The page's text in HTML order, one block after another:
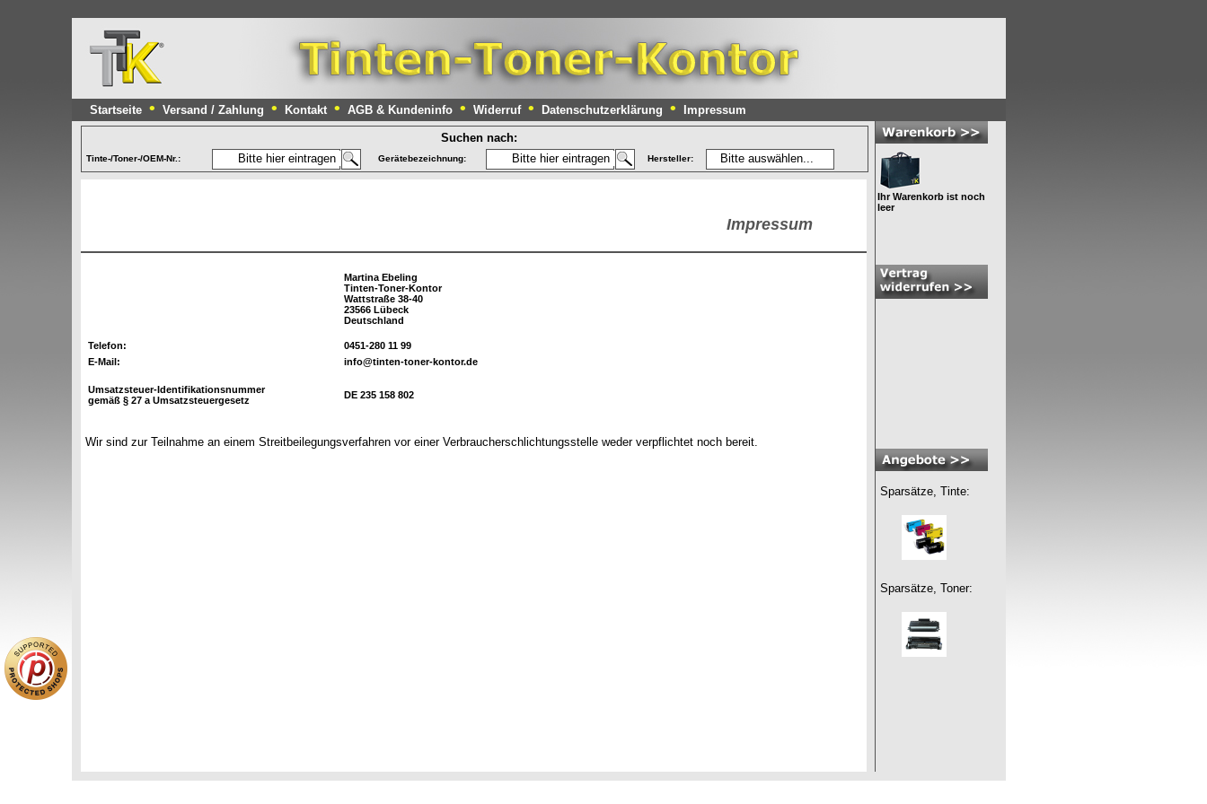
Startseite • Versand / Zahlung • Kontakt • AGB & Kundeninfo • Widerruf • Datenschutzerklärung • Impressum
Suchen nach:
Tinte-/Toner-/OEM-Nr.: Gerätebezeichnung: Hersteller:
Sparsätze, Tinte:
Sparsätze, Toner: